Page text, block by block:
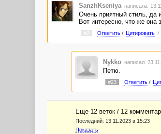
SanzhKseniya написала
Очень приятный стиль, да
Вот интересно, что же она
#2 Ответить/ Цитировать /
Nykko написал
Петю.
#23 Ответить/
Еще 12 веток / 12
Последний: 13.11.2023 в 15:23
Показать